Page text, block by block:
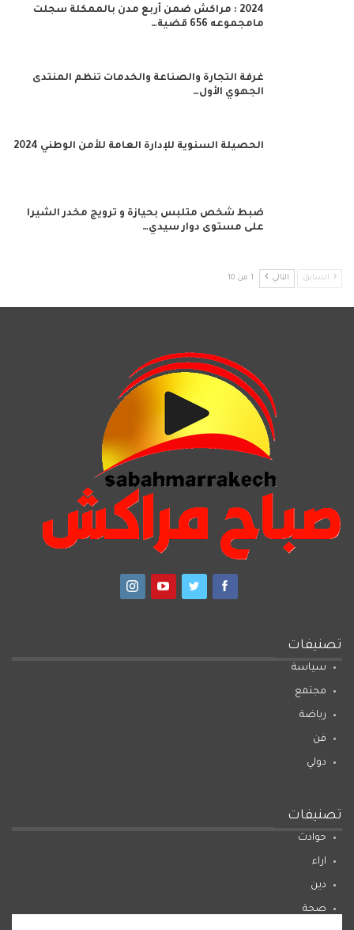
2024 : مراكش ضمن أربع مدن بالممكلة سجلت
مامجموعه 656 قضية…
غرفة التجارة والصناعة والخدمات تنظم المنتدى
الجهوي الأول…
الحصيلة السنوية للإدارة العامة للأمن الوطني 2024
ضبط شخص متلبس بحيازة و ترويج مخدر الشيرا
على مستوى دوار سيدي…
السابق التالي 1 من 10
تصنيفات
سياسة
مجتمع
رياضة
فن
دولي
تصنيفات
حوادث
اراء
دين
صحة